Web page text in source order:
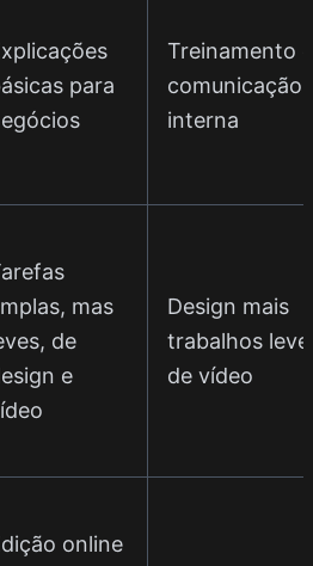
para
Treinamento e
comunicação
interna
mas
de
e
Design mais
trabalhos
de vídeo
online